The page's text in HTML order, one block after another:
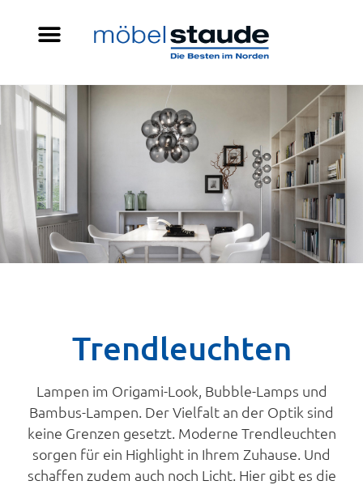
Trendleuchten
Lampen im Origami-Look, Bubble-Lamps und
Bambus-Lampen. Der Vielfalt an der Optik sind
keine Grenzen gesetzt. Moderne Trendleuchten
sorgen für ein Highlight in Ihrem Zuhause. Und
schaffen zudem auch noch Licht. Hier gibt es die